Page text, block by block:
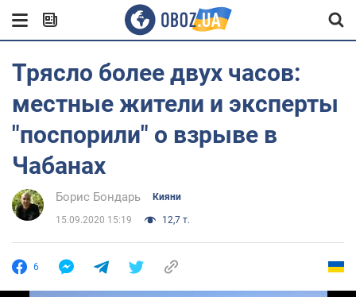
Трясло более двух часов:
местные жители и эксперты
"поспорили" о взрыве в
Чабанах
Борис Бондарь Кияни
15.09.2020 15:19 12,7 т.
6